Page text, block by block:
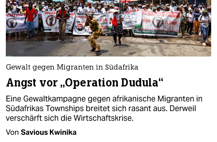
Gewalt gegen Migranten in Südafrika
Angst vor „Operation Dudula“
Eine Gewaltkampagne gegen afrikanische Migranten in
Südafrikas Townships breitet sich rasant aus. Derweil
verschärft sich die Wirtschaftskrise.
Von Savious Kwinika